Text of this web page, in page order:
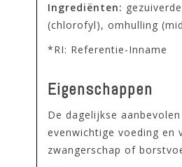
Ingrediënten: gezuiverde
(chlorofyl), omhulling
*RI: Referentie-Inname
Eigenschappen
De dagelijkse
evenwichtige voeding en
zwangerschap of